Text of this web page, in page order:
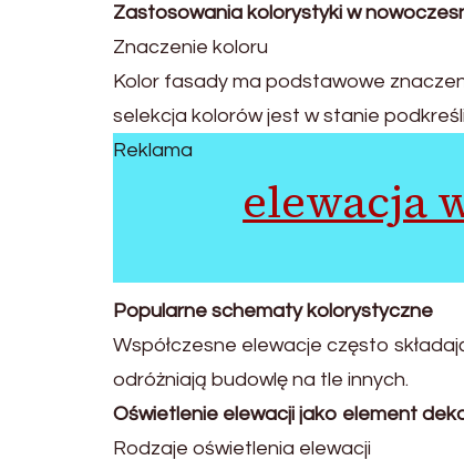
Zastosowania kolorystyki w
Znaczenie koloru
Kolor fasady ma podstawowe
selekcja kolorów jest w stanie
Reklama
elewacja
Popularne schematy kolorystyczne
Współczesne elewacje często
odróżniają budowlę na tle innych.
Oświetlenie elewacji jako element
Rodzaje oświetlenia elewacji